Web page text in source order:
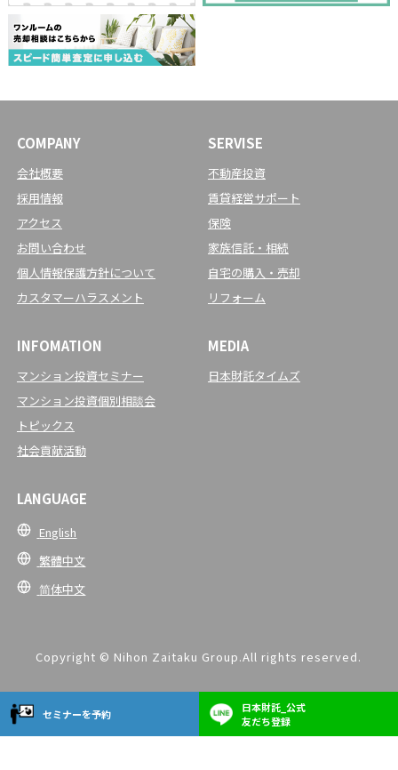
セミナーを予約
日本財託_公式
友だち登録
COMPANY
会社概要
採用情報
アクセス
お問い合わせ
個人情報保護方針について
カスタマーハラスメント
SERVISE
不動産投資
賃貸経営サポート
保険
家族信託・相続
自宅の購入・売却
リフォーム
INFOMATION
マンション投資セミナー
マンション投資個別相談会
トピックス
社会貢献活動
MEDIA
日本財託タイムズ
LANGUAGE
English
繁體中文
简体中文
Copyright © Nihon Zaitaku Group.All rights reserved.